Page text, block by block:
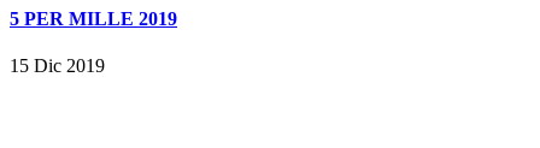
5 PER MILLE 2019
15 Dic 2019